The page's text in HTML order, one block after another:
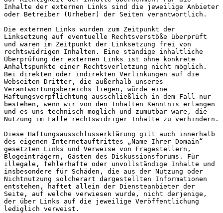
Inhalte der externen Links sind die jeweilige Anbieter
oder Betreiber (Urheber) der Seiten verantwortlich.
Die externen Links wurden zum Zeitpunkt der
Linksetzung auf eventuelle Rechtsverstöße überprüft
und waren im Zeitpunkt der Linksetzung frei von
rechtswidrigen Inhalten. Eine ständige inhaltliche
Überprüfung der externen Links ist ohne konkrete
Anhaltspunkte einer Rechtsverletzung nicht möglich.
Bei direkten oder indirekten Verlinkungen auf die
Webseiten Dritter, die außerhalb unseres
Verantwortungsbereichs liegen, würde eine
Haftungsverpflichtung ausschließlich in dem Fall nur
bestehen, wenn wir von den Inhalten Kenntnis erlangen
und es uns technisch möglich und zumutbar wäre, die
Nutzung im Falle rechtswidriger Inhalte zu verhindern.
Diese Haftungsausschlusserklärung gilt auch innerhalb
des eigenen Internetauftrittes „Name Ihrer Domain“
gesetzten Links und Verweise von Fragestellern,
Blogeinträgern, Gästen des Diskussionsforums. Für
illegale, fehlerhafte oder unvollständige Inhalte und
insbesondere für Schäden, die aus der Nutzung oder
Nichtnutzung solcherart dargestellten Informationen
entstehen, haftet allein der Diensteanbieter der
Seite, auf welche verwiesen wurde, nicht derjenige,
der über Links auf die jeweilige Veröffentlichung
lediglich verweist.